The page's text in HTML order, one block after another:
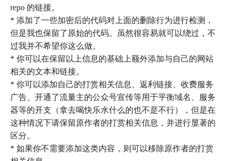
repo 的链接。
* 添加了一些加密后的代码对上面的删除行为进行检测，
但是我也保留了原始的代码。虽然很容易就可以绕过，不
过我并不希望你这么做。
* 你可以在保留以上信息的基础上额外添加与自己的网站
相关的文本和链接。
* 你可以添加自己的打赏相关信息、返利链接、收费服务
广告、开通了流量主的公众号宣传等用于平衡域名、服务
器等的开支（拿去喝快乐水什么的也不是不行），但是在
这种情况下请保留原作者的打赏相关信息，并进行显著的
区分。
* 如果你不需要添加这类内容，则可以移除原作者的打赏